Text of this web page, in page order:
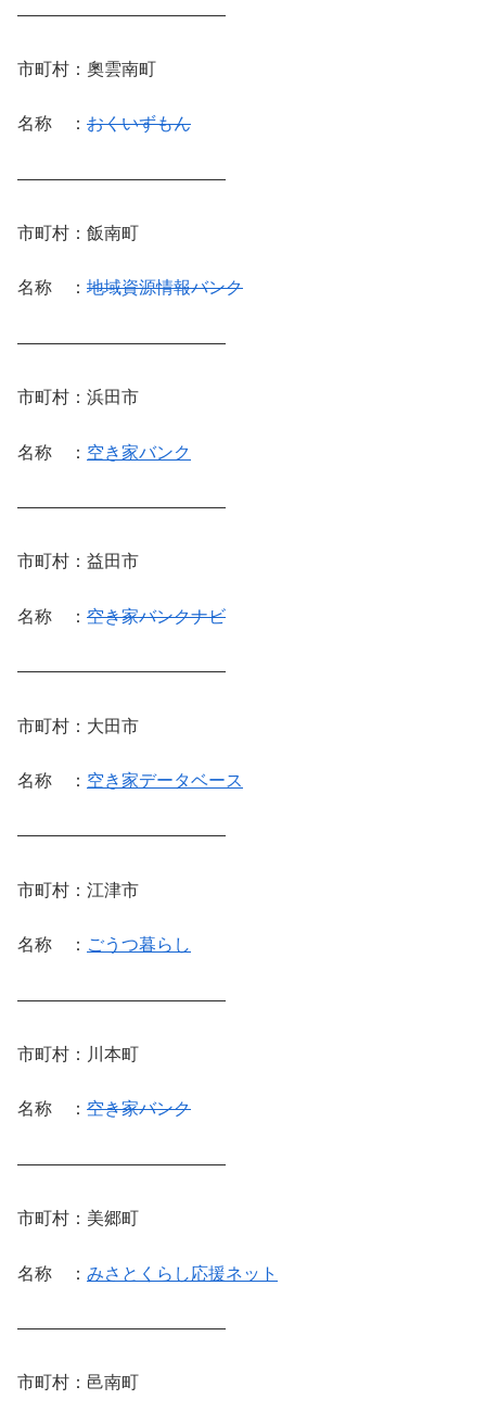
————————————
市町村：奧雲南町
名称 ： おくいずもん
————————————
市町村：飯南町
名称 ： 地域資源情報バンク
————————————
市町村：浜田市
名称 ： 空き家バンク
————————————
市町村：益田市
名称 ： 空き家バンクナビ
————————————
市町村：大田市
名称 ： 空き家データベース
————————————
市町村：江津市
名称 ： ごうつ暮らし
————————————
市町村：川本町
名称 ： 空き家バンク
————————————
市町村：美郷町
名称 ： みさとくらし応援ネット
————————————
市町村：邑南町